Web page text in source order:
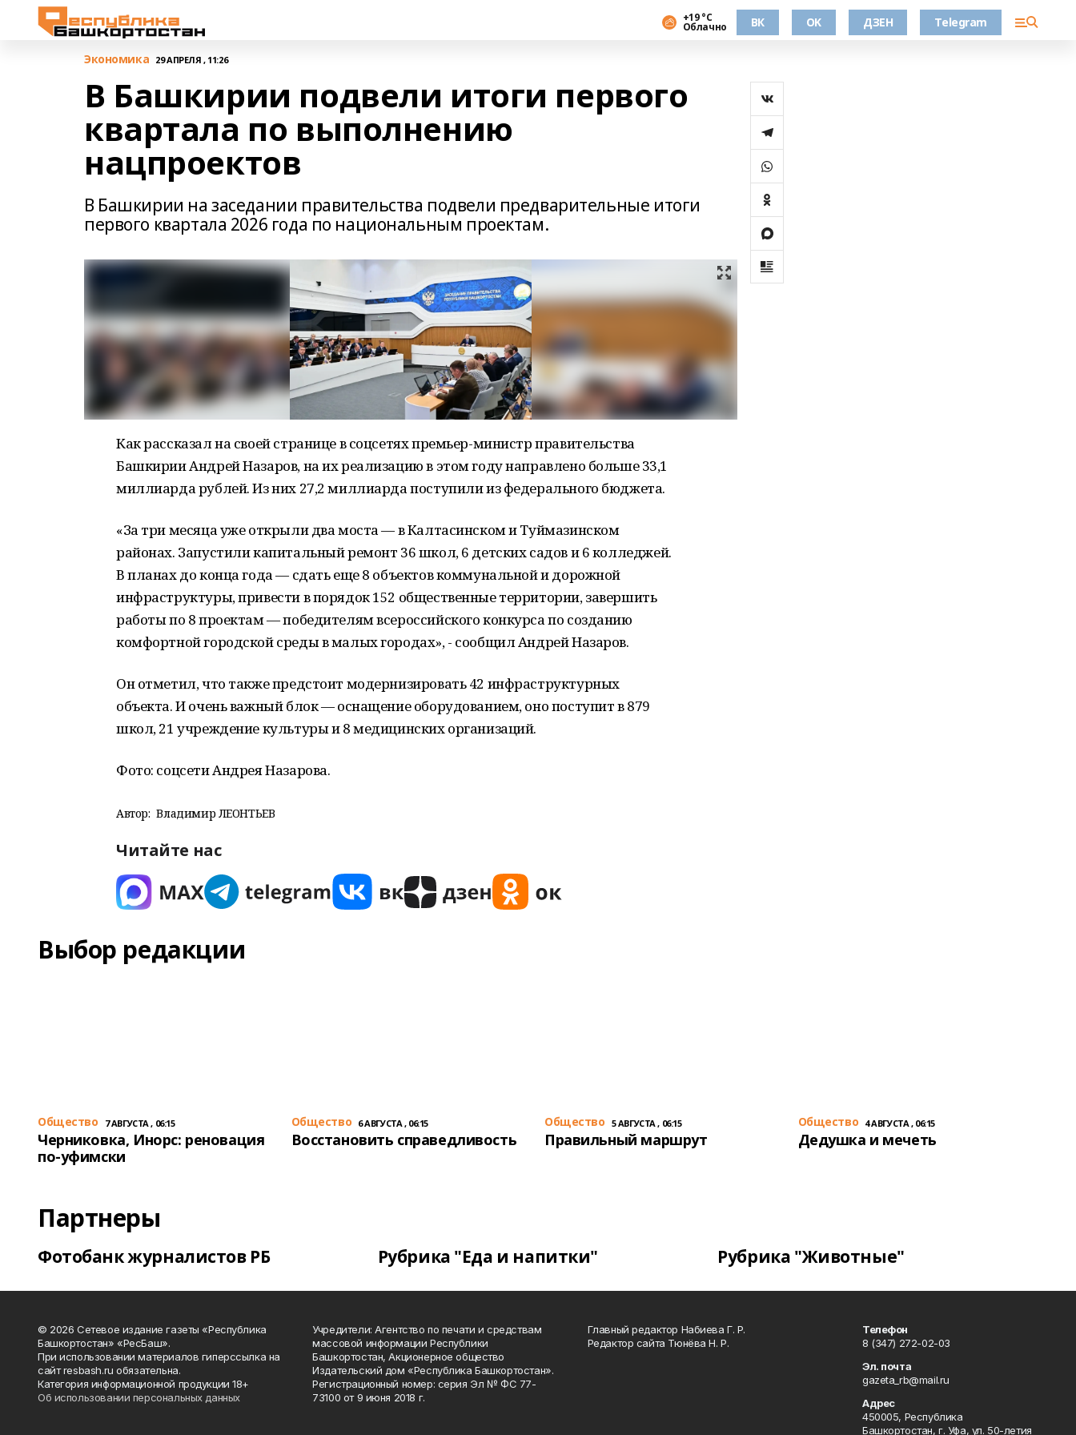
+19 °С
Облачно ВК OK ДЗЕН Telegram
Экономика 29 АПРЕЛЯ , 11:26
В Башкирии подвели итоги первого
квартала по выполнению
нацпроектов
В Башкирии на заседании правительства подвели предварительные итоги
первого квартала 2026 года по национальным проектам.
Как рассказал на своей странице в соцсетях премьер-министр правительства
Башкирии Андрей Назаров, на их реализацию в этом году направлено больше 33,1
миллиарда рублей. Из них 27,2 миллиарда поступили из федерального бюджета.
«За три месяца уже открыли два моста — в Калтасинском и Туймазинском
районах. Запустили капитальный ремонт 36 школ, 6 детских садов и 6 колледжей.
В планах до конца года — сдать еще 8 объектов коммунальной и дорожной
инфраструктуры, привести в порядок 152 общественные территории, завершить
работы по 8 проектам — победителям всероссийского конкурса по созданию
комфортной городской среды в малых городах», - сообщил Андрей Назаров.
Он отметил, что также предстоит модернизировать 42 инфраструктурных
объекта. И очень важный блок — оснащение оборудованием, оно поступит в 879
школ, 21 учреждение культуры и 8 медицинских организаций.
Фото: соцсети Андрея Назарова.
Автор: Владимир ЛЕОНТЬЕВ
Читайте нас
Выбор редакции
Общество 7 АВГУСТА , 06:15
Черниковка, Инорс: реновация
по-уфимски
Общество 6 АВГУСТА , 06:15
Восстановить справедливость
Общество 5 АВГУСТА , 06:15
Правильный маршрут
Общество 4 АВГУСТА , 06:15
Дедушка и мечеть
Партнеры
Фотобанк журналистов РБ Рубрика "Еда и напитки" Рубрика "Животные"
© 2026 Сетевое издание газеты «Республика
Башкортостан» «РесБаш».
При использовании материалов гиперссылка на
сайт resbash.ru обязательна.
Категория информационной продукции 18+
Об использовании персональных данных
Учредители: Агентство по печати и средствам
массовой информации Республики
Башкортостан, Акционерное общество
Издательский дом «Республика Башкортостан».
Регистрационный номер: серия Эл № ФС 77-
73100 от 9 июня 2018 г.
Главный редактор Набиева Г. Р.
Редактор сайта Тюнёва Н. Р.
Телефон
8 (347) 272-02-03
Эл. почта
gazeta_rb@mail.ru
Адрес
450005, Республика
Башкортостан, г. Уфа, ул. 50-летия